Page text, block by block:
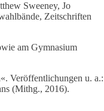
Sweeney, Jo
Zeitschriften
am Gymnasium
Veröffentlichungen u. a.:
(Mithg., 2016).